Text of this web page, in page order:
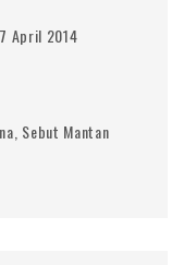
April 2014
Sebut Mantan